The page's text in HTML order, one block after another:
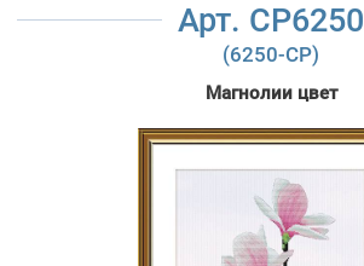
Арт. CP6250
(6250-CP)
Магнолии цвет